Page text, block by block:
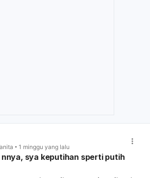
1 minggu yang lalu
nnya, sya keputihan sperti putih